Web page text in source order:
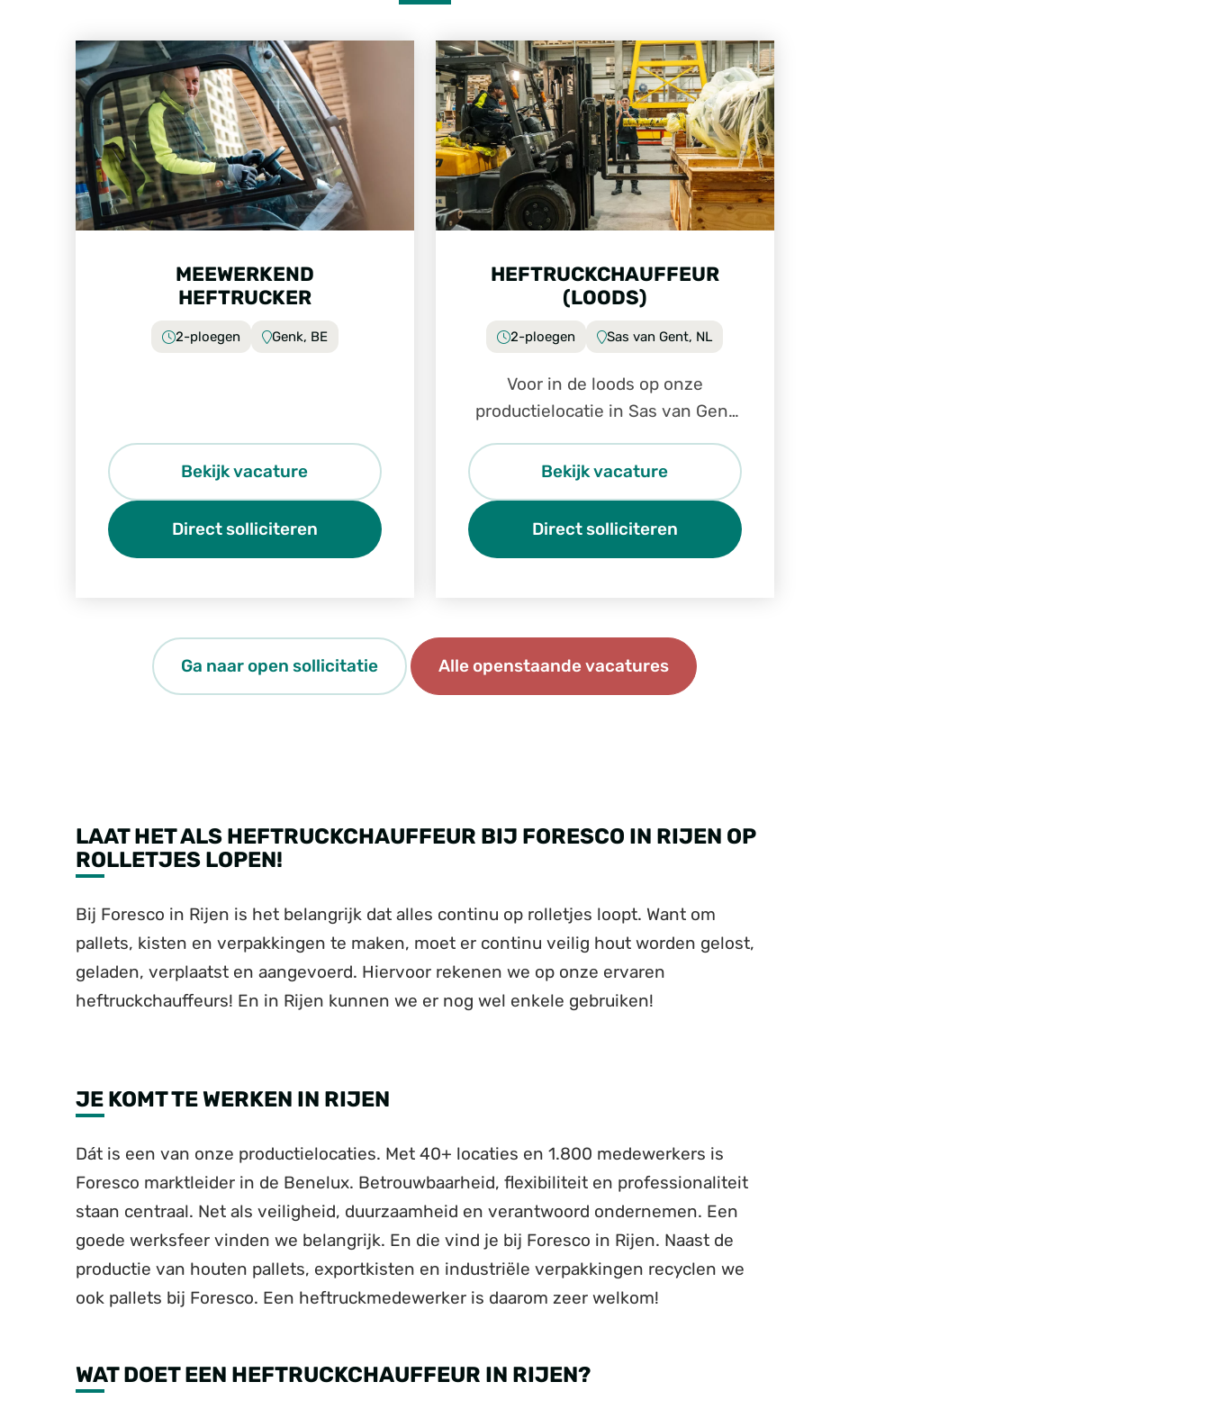
MEEWERKEND
HEFTRUCKER
2-ploegen Genk, BE
Bekijk vacature
Direct solliciteren
HEFTRUCKCHAUFFEUR
(LOODS)
2-ploegen Sas van Gent, NL
Voor in de loods op onze
productielocatie in Sas van Gent
zijn wij op zoek naar een
enthousiaste en gemotiveerde
Bekijk vacature
Direct solliciteren
Ga naar open sollicitatie Alle openstaande vacatures
LAAT HET ALS HEFTRUCKCHAUFFEUR BIJ FORESCO IN RIJEN OP
ROLLETJES LOPEN!
Bij Foresco in Rijen is het belangrijk dat alles continu op rolletjes loopt. Want om
pallets, kisten en verpakkingen te maken, moet er continu veilig hout worden gelost,
geladen, verplaatst en aangevoerd. Hiervoor rekenen we op onze ervaren
heftruckchauffeurs! En in Rijen kunnen we er nog wel enkele gebruiken!
JE KOMT TE WERKEN IN RIJEN
Dát is een van onze productielocaties. Met 40+ locaties en 1.800 medewerkers is
Foresco marktleider in de Benelux. Betrouwbaarheid, flexibiliteit en professionaliteit
staan centraal. Net als veiligheid, duurzaamheid en verantwoord ondernemen. Een
goede werksfeer vinden we belangrijk. En die vind je bij Foresco in Rijen. Naast de
productie van houten pallets, exportkisten en industriële verpakkingen recyclen we
ook pallets bij Foresco. Een heftruckmedewerker is daarom zeer welkom!
WAT DOET EEN HEFTRUCKCHAUFFEUR IN RIJEN?